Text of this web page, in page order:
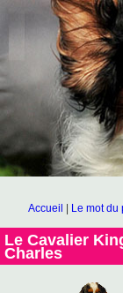
Accueil Le mot du
Le Cavalier
Charles